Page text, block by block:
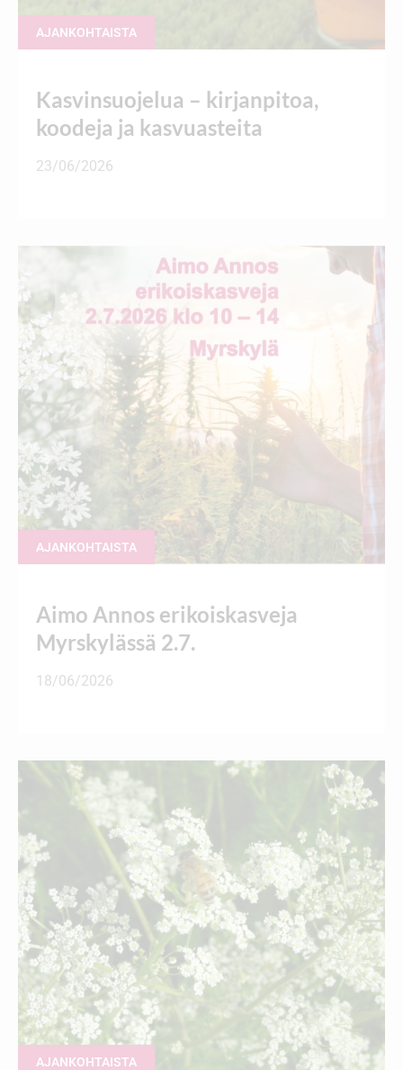
AJANKOHTAISTA
Kasvinsuojelua – kirjanpitoa,
koodeja ja kasvuasteita
23/06/2026
AJANKOHTAISTA
Aimo Annos erikoiskasveja
Myrskylässä 2.7.
18/06/2026
AJANKOHTAISTA